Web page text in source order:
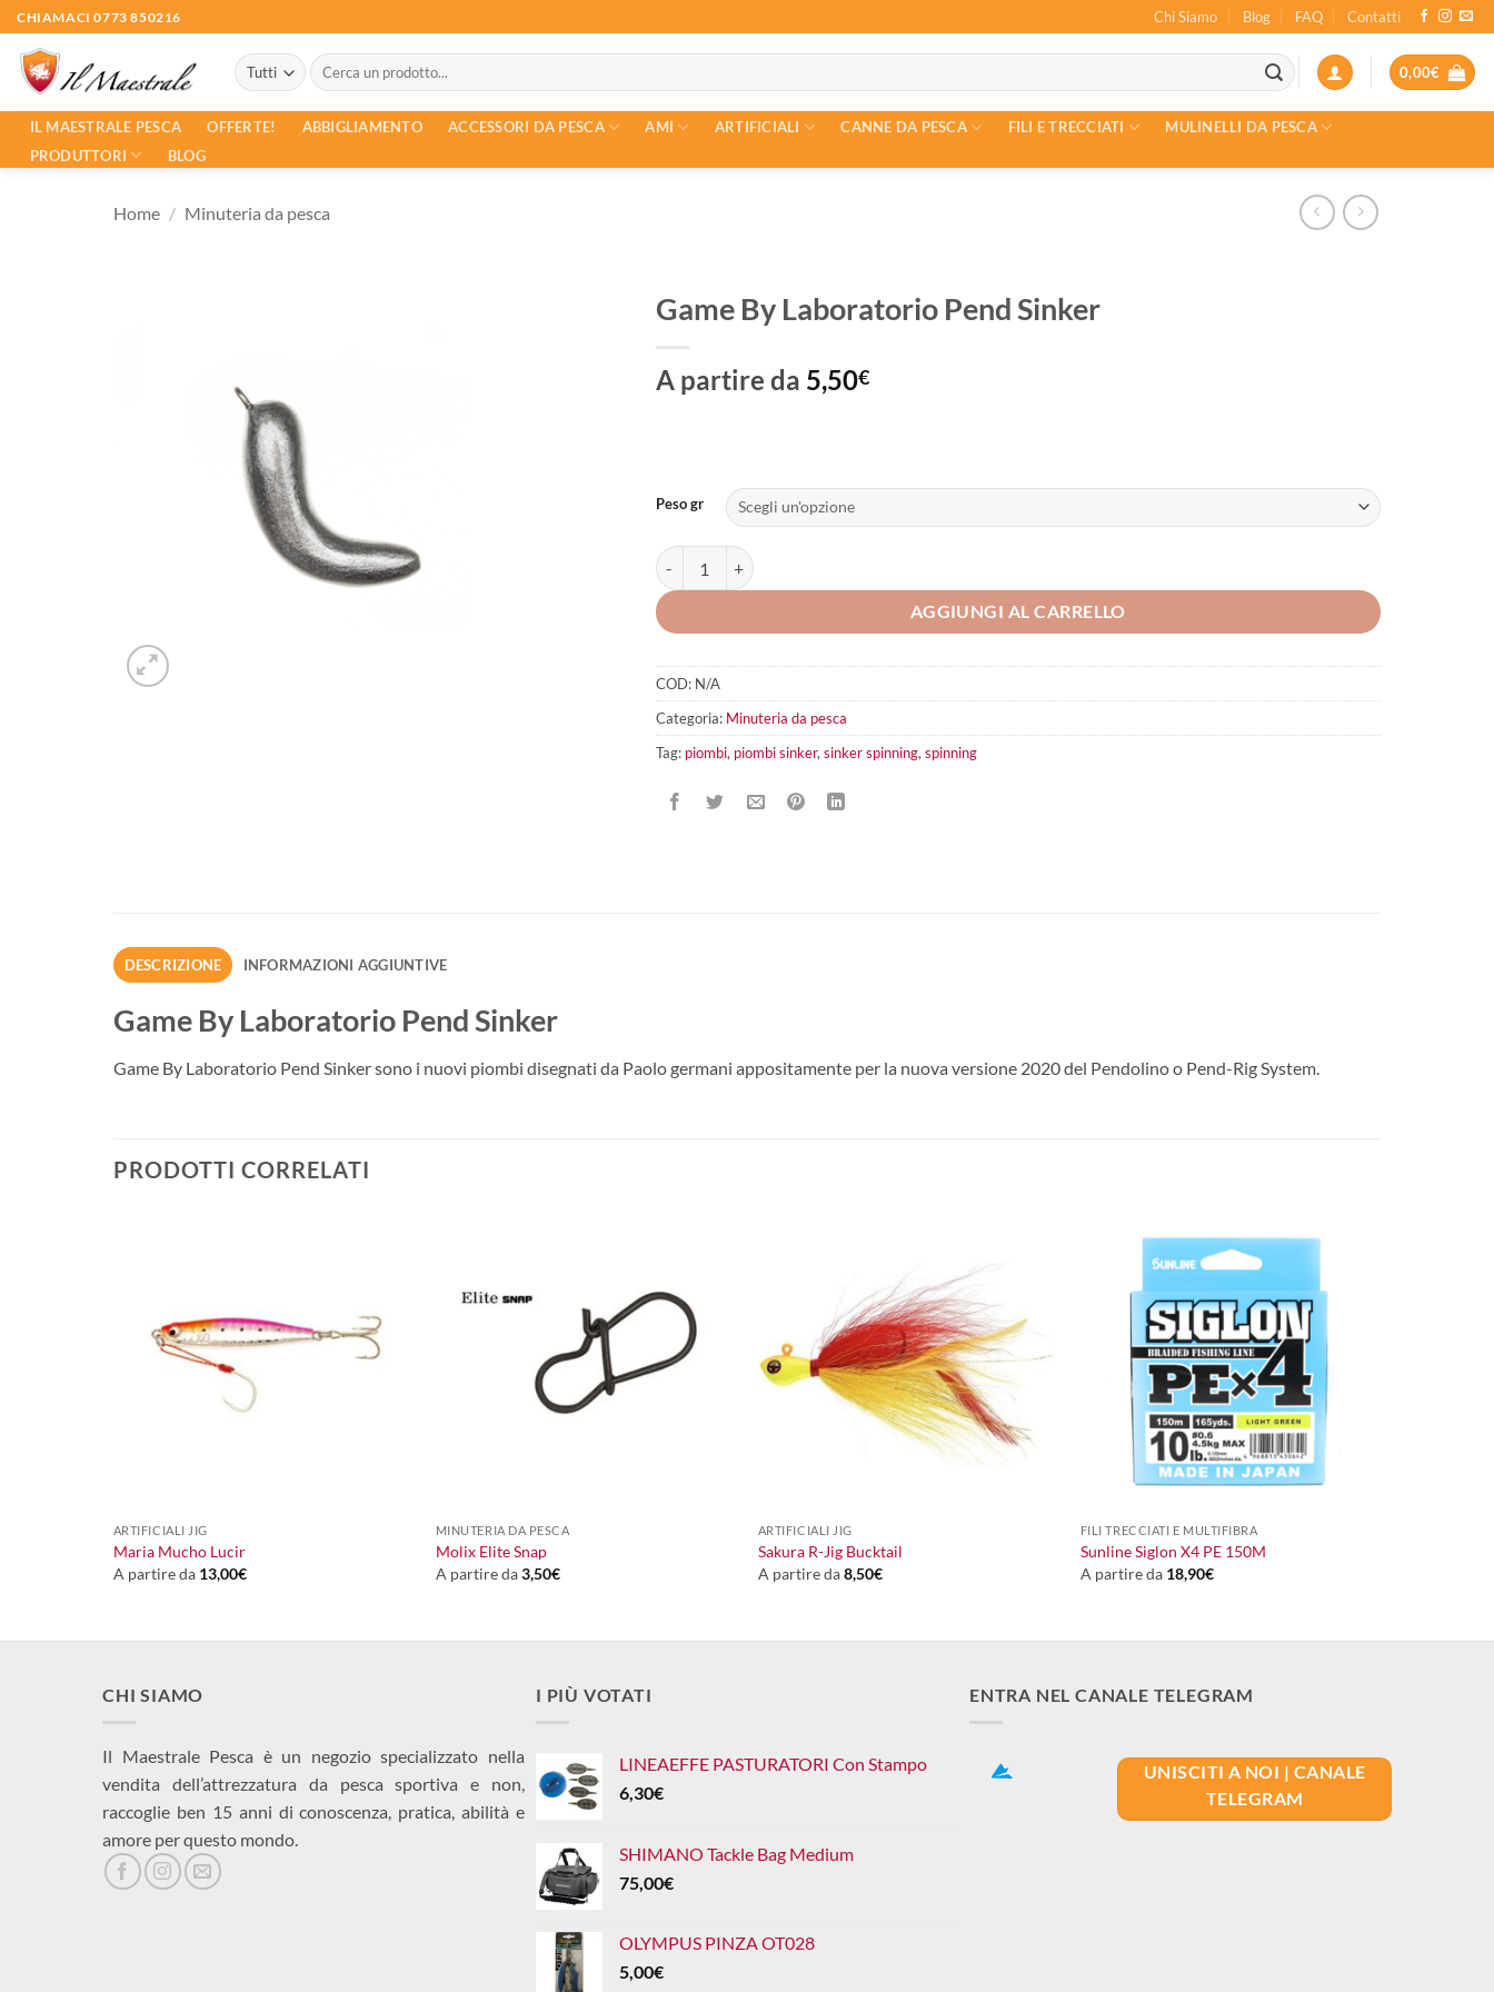
Salta
ai
contenuti
CHIAMACI 0773 850216 Chi Siamo Blog FAQ Contatti
Cerca:
0,00€
IL MAESTRALE PESCA OFFERTE! ABBIGLIAMENTO ACCESSORI DA PESCA AMI ARTIFICIALI CANNE DA PESCA FILI E TRECCIATI
MULINELLI DA PESCA
PRODUTTORI
BLOG
Home / Minuteria da pesca
Game By Laboratorio Pend Sinker
A partire da 5,50€
Peso gr
Game By Laboratorio Pend Sinker quantità
AGGIUNGI AL CARRELLO
COD: N/A
Categoria: Minuteria da pesca
Tag: piombi, piombi sinker, sinker spinning, spinning
DESCRIZIONE INFORMAZIONI AGGIUNTIVE
Game By Laboratorio Pend Sinker
Game By Laboratorio Pend Sinker sono i nuovi piombi disegnati da Paolo germani appositamente per la nuova versione 2020 del Pendolino o Pend-Rig System.
PRODOTTI CORRELATI
ARTIFICIALI JIG
Maria Mucho Lucir
A partire da 13,00€
MINUTERIA DA PESCA
Molix Elite Snap
A partire da3,50€
ARTIFICIALI JIG
Sakura R-Jig Bucktail
A partire da8,50€
FILI TRECCIATI E MULTIFIBRA
Sunline Siglon X4 PE 150M
A partire da 18,90€
CHI SIAMO
Il Maestrale Pesca è un negozio specializzato nella
vendita dell’attrezzatura da pesca sportiva e non,
raccoglie ben 15 anni di conoscenza, pratica, abilità e
amore per questo mondo.
I PIÙ VOTATI
LINEAEFFE PASTURATORI Con Stampo
6,30€
SHIMANO Tackle Bag Medium
75,00€
OLYMPUS PINZA OT028
5,00€
ENTRA NEL CANALE TELEGRAM
UNISCITI A NOI | CANALE
TELEGRAM